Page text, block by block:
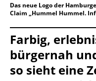
Das neue Logo der
Claim „Hummel Hummel.
Farbig,
bürgernah
so sieht eine